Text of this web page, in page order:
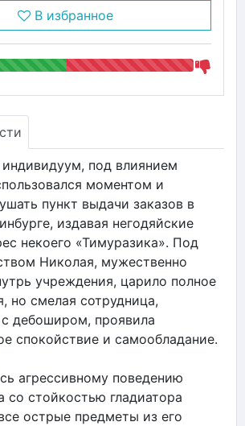
В избранное
под влиянием
моментом и
пункт выдачи заказов в
издавая негодяйские
некоего «Тимуразика». Под
Николая, мужественно
учреждения, царило полное
но смелая сотрудница,
дебоширом, проявила
спокойствие и самообладание.
агрессивному поведению
стойкостью гладиатора
острые предметы из его